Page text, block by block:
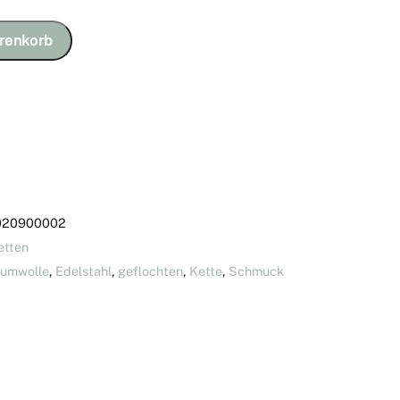
, Edelstahl, geflochten, Kette, Schmuck